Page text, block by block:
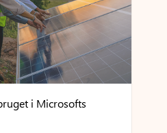
i Microsofts